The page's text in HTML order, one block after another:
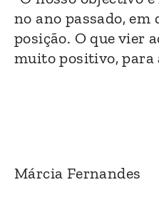
no ano passado, em
posição. O que vier
muito positivo, para
Márcia Fernandes